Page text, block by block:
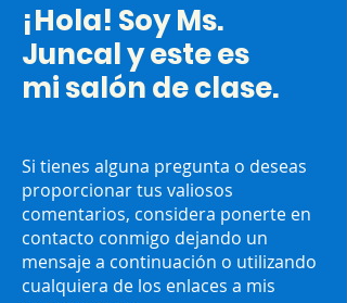
¡Hola! Soy Ms.
Juncal y este es
mi salón de clase.
Si tienes alguna pregunta o deseas
proporcionar tus valiosos
comentarios, considera ponerte en
contacto conmigo dejando un
mensaje a continuación o utilizando
cualquiera de los enlaces a mis